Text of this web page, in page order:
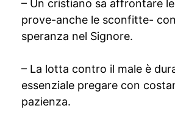
– Un cristiano sa affrontare
prove-anche le sconfitte-
speranza nel Signore.
– La lotta contro il male è
essenziale pregare con
pazienza.